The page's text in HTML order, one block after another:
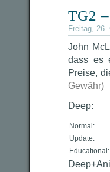
TG2
Freitag, 26.
John
dass es
Preise,
Gewähr)
Deep:
Normal:
Update:
Educational: